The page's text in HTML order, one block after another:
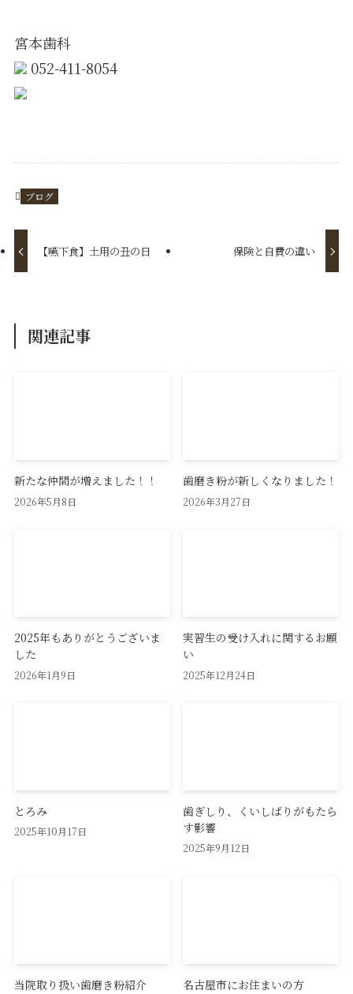
宮本歯科
052-411-8054
ブログ
【嚥下食】土用の丑の日 保険と自費の違い
関連記事
新たな仲間が増えました！！
2026年5月8日
歯磨き粉が新しくなりました！
2026年3月27日
2025年もありがとうございま
した
2026年1月9日
実習生の受け入れに関するお願
い
2025年12月24日
とろみ
2025年10月17日
歯ぎしり、くいしばりがもたら
す影響
2025年9月12日
当院取り扱い歯磨き粉紹介 名古屋市にお住まいの方